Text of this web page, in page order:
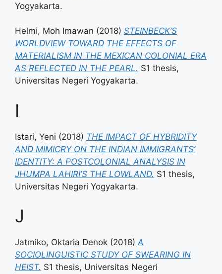
Yogyakarta.
Helmi, Moh Imawan (2018) STEINBECK’S
WORLDVIEW TOWARD THE EFFECTS OF
MATERIALISM IN THE MEXICAN COLONIAL ERA
AS REFLECTED IN THE PEARL. S1 thesis,
Universitas Negeri Yogyakarta.
I
Istari, Yeni (2018) THE IMPACT OF HYBRIDITY
AND MIMICRY ON THE INDIAN IMMIGRANTS’
IDENTITY: A POSTCOLONIAL ANALYSIS IN
JHUMPA LAHIRI’S THE LOWLAND. S1 thesis,
Universitas Negeri Yogyakarta.
J
Jatmiko, Oktaria Denok (2018)A
SOCIOLINGUISTIC STUDY OF SWEARING IN
HEIST. S1 thesis, Universitas Negeri